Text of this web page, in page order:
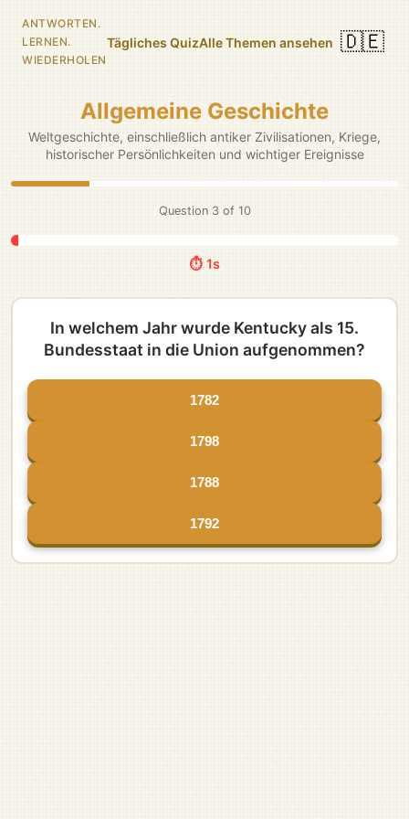
ANTWORTEN.
LERNEN.
WIEDERHOLEN
Tägliches QuizAlle Themen ansehen 🇩🇪
Allgemeine Geschichte
Weltgeschichte, einschließlich antiker Zivilisationen, Kriege,
historischer Persönlichkeiten und wichtiger Ereignisse
Question 3of 10
⏱️ 5s
In welchem Jahr wurde Kentucky als 15.
Bundesstaat in die Union aufgenommen?
1782
1798
1788
1792